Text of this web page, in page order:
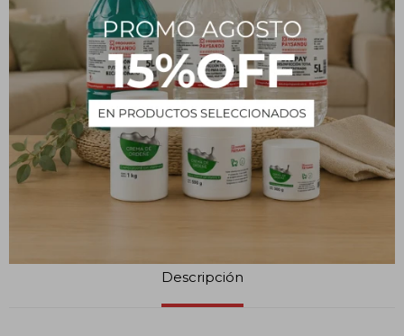
Métodos y costos de envío
CARACTERÍSTICAS
Volumen
1 L
Presentación
Botella plástica
Tipo
Insumos
Líquido
Descripción